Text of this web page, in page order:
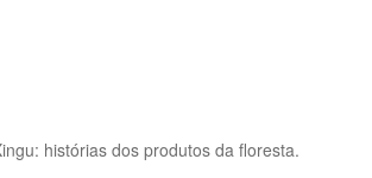
histórias dos produtos da floresta.